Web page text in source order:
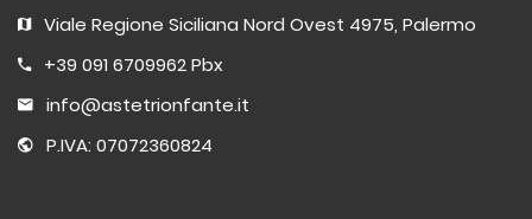
Viale Regione Siciliana Nord Ovest 4975, Palermo
+39 091 6709962 Pbx
info@astetrionfante.it
P.IVA: 07072360824